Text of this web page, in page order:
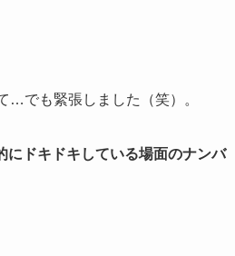
…でも緊張しました（笑）。
ドキドキしている場面のナンバ